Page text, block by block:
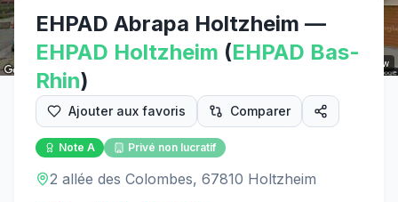
Street View
EHPAD Abrapa Holtzheim —
EHPAD Holtzheim (EHPAD Bas-
Rhin)
Ajouter aux favoris Comparer
Note A Privé non lucratif
2 allée des Colombes, 67810 Holtzheim